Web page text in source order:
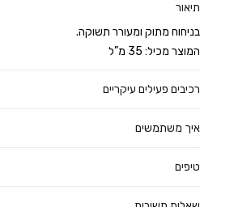
תיאור
בניחוח מתוק ומעורר תשוקה.
המוצר מכיל: 35 מ”ל
רכיבים פעילים עיקריים
איך משתמשים
טיפים